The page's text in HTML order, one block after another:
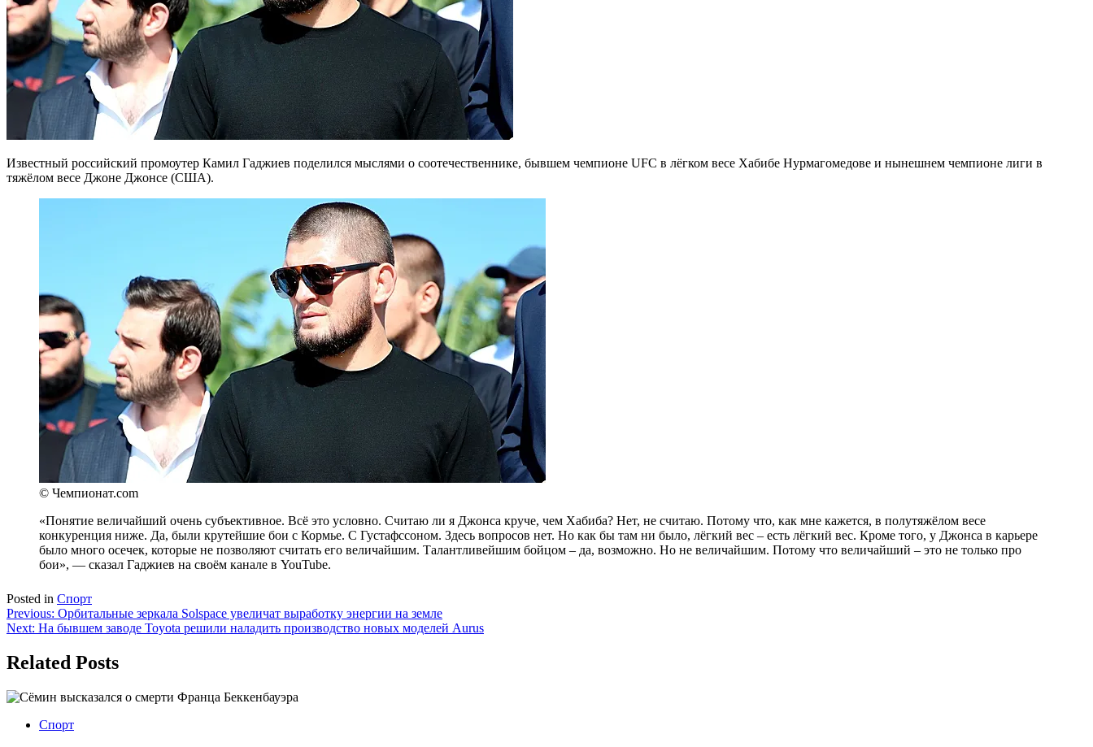
Известный российский промоутер Камил Гаджиев поделился мыслями о соотечественнике, бывшем чемпионе UFC в лёгком весе Хабибе Нурмагомедове и нынешнем чемпионе лиги в
тяжёлом весе Джоне Джонсе (США).
© Чемпионат.com
«Понятие величайший очень субъективное. Всё это условно. Считаю ли я Джонса круче, чем Хабиба? Нет, не считаю. Потому что, как мне кажется, в полутяжёлом весе
конкуренция ниже. Да, были крутейшие бои с Кормье. С Густафссоном. Здесь вопросов нет. Но как бы там ни было, лёгкий вес – есть лёгкий вес. Кроме того, у Джонса в карьере
было много осечек, которые не позволяют считать его величайшим. Талантливейшим бойцом – да, возможно. Но не величайшим. Потому что величайший – это не только про
бои», — сказал Гаджиев на своём канале в YouTube.
Posted in Спорт
Навигация
по
записям
Previous: Орбитальные зеркала Solspace увеличат выработку энергии на земле
Next: На бывшем заводе Toyota решили наладить производство новых моделей Aurus
Related Posts
Спорт